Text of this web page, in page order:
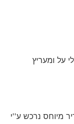
- 06:45 חתלתולי על ומעריץ